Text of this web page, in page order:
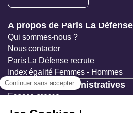
Navigation secondaire
A propos de Paris La Défense
Qui sommes-nous ?
Nous contacter
Paris La Défense recrute
Index égalité Femmes - Hommes
Ressources administratives
Espace presse
Documentation